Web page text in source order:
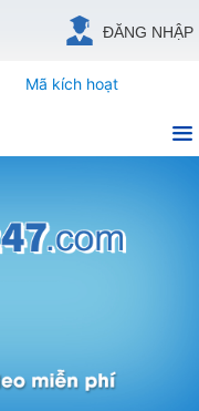
ĐĂNG NHẬP
Mã kích hoạt